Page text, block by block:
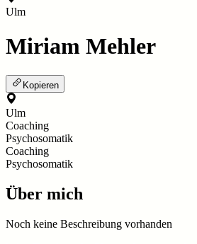
Ulm
Miriam Mehler
Kopieren
Ulm
Coaching
Psychosomatik
Coaching
Psychosomatik
Über mich
Noch keine Beschreibung vorhanden